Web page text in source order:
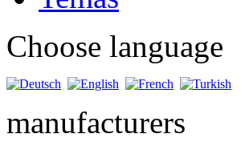
Choose language
manufacturers